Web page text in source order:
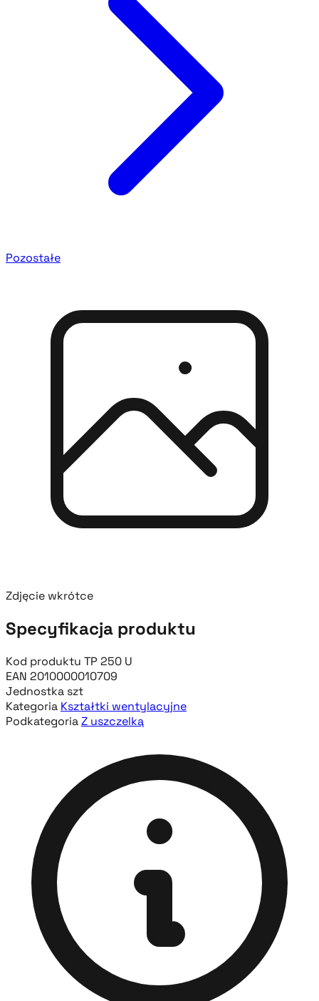
Pozostałe
Zdjęcie wkrótce
Specyfikacja produktu
Kod produktu TP 250 U
EAN 2010000010709
Jednostka szt
Kategoria Kształtki wentylacyjne
PodkategoriaZ uszczelką